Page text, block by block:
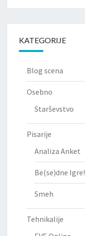
KATEGORIJE
Blog scena
Osebno
Starševstvo
Pisarije
Analiza Anket
Be(se)dne Igre!
Smeh
Tehnikalije